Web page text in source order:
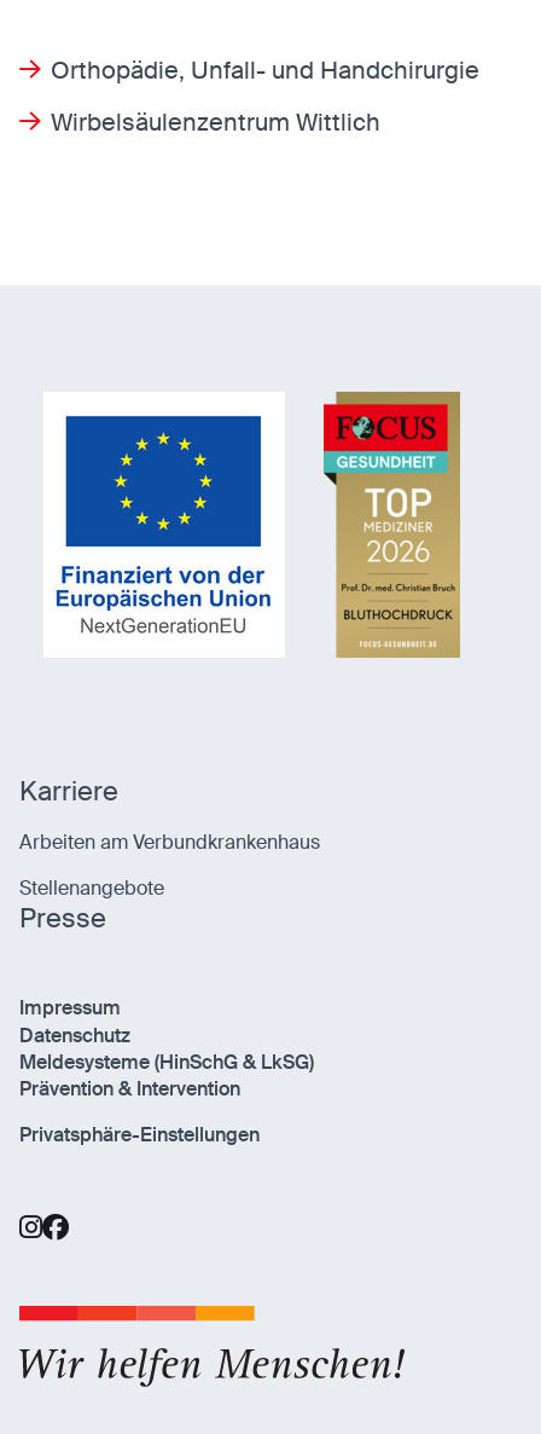
Orthopädie, Unfall- und Handchirurgie
Wirbelsäulenzentrum Wittlich
Karriere
Arbeiten am Verbundkrankenhaus
Stellenangebote
Presse
Impressum
Datenschutz
Meldesysteme (HinSchG & LkSG)
Prävention & Intervention
Privatsphäre-Einstellungen